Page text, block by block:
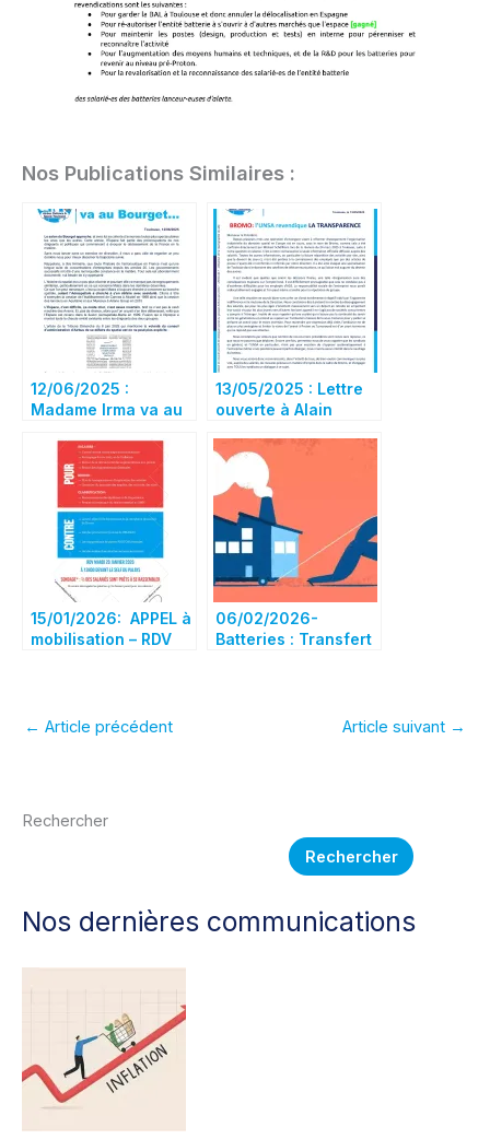
Nos Publications Similaires :
12/06/2025 :
Madame Irma va au
13/05/2025 : Lettre
ouverte à Alain
15/01/2026: APPEL à
mobilisation – RDV
PALAYS
06/02/2026-
Batteries : Transfert
← Article précédent Article suivant →
Rechercher
Rechercher
Nos dernières communications